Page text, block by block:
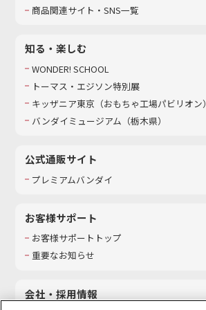
商品関連サイト・SNS一覧
知る・楽しむ
WONDER! SCHOOL
トーマス・エジソン特別展
キッザニア東京（おもちゃ工場パビリオン）​
バンダイミュージアム（栃木県）
公式通販サイト
プレミアムバンダイ
お客様サポート
お客様サポートトップ
重要なお知らせ
会社・採用情報